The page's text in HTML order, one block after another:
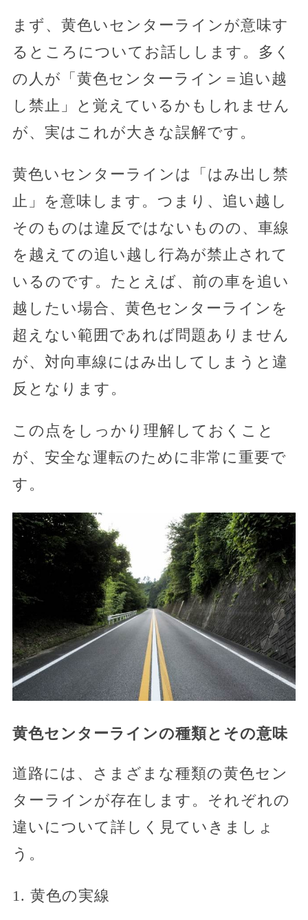
まず、黄色いセンターラインが意味す
るところについてお話しします。多く
の人が「黄色センターライン＝追い越
し禁止」と覚えているかもしれません
が、実はこれが大きな誤解です。
黄色いセンターラインは「はみ出し禁
止」を意味します。つまり、追い越し
そのものは違反ではないものの、車線
を越えての追い越し行為が禁止されて
いるのです。たとえば、前の車を追い
越したい場合、黄色センターラインを
超えない範囲であれば問題ありません
が、対向車線にはみ出してしまうと違
反となります。
この点をしっかり理解しておくこと
が、安全な運転のために非常に重要で
す。
黄色センターラインの種類とその意味
道路には、さまざまな種類の黄色セン
ターラインが存在します。それぞれの
違いについて詳しく見ていきましょ
う。
1. 黄色の実線